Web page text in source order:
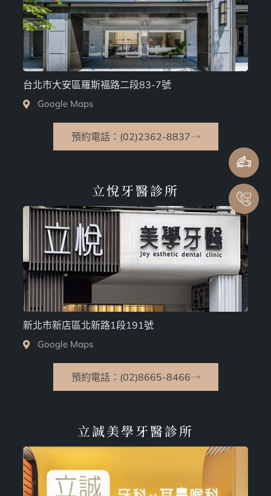
台北市大安區羅斯福路二段83-7號
Google Maps
預約電話：(02)2362-8837
立悅牙醫診所
新北市新店區北新路1段191號
Google Maps
預約電話：(02)8665-8466
立誠美學牙醫診所